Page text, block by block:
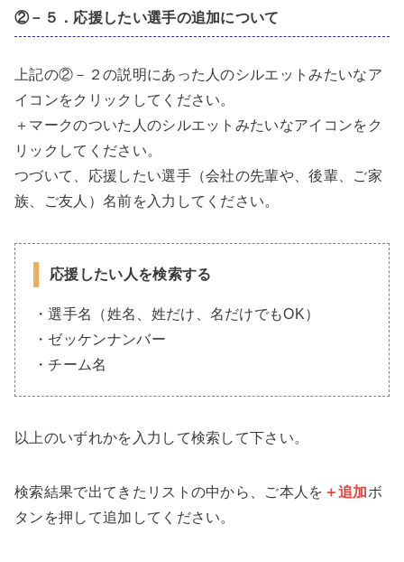
②－５．応援したい選手の追加について
上記の②－２の説明にあった人のシルエットみたいなア
イコンをクリックしてください。
＋マークのついた人のシルエットみたいなアイコンをク
リックしてください。
つづいて、応援したい選手（会社の先輩や、後輩、ご家
族、ご友人）名前を入力してください。
応援したい人を検索する
・選手名（姓名、姓だけ、名だけでもOK）
・ゼッケンナンバー
・チーム名
以上のいずれかを入力して検索して下さい。
検索結果で出てきたリストの中から、ご本人を ＋追加ボ
タンを押して追加してください。